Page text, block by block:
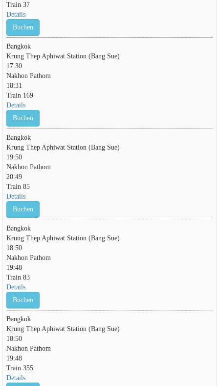
Train 37
Details
Buchen
Bangkok
Krung Thep Aphiwat Station (Bang Sue)
17:30
Nakhon Pathom
18:31
Train 169
Details
Buchen
Bangkok
Krung Thep Aphiwat Station (Bang Sue)
19:50
Nakhon Pathom
20:49
Train 85
Details
Buchen
Bangkok
Krung Thep Aphiwat Station (Bang Sue)
18:50
Nakhon Pathom
19:48
Train 83
Details
Buchen
Bangkok
Krung Thep Aphiwat Station (Bang Sue)
18:50
Nakhon Pathom
19:48
Train 355
Details